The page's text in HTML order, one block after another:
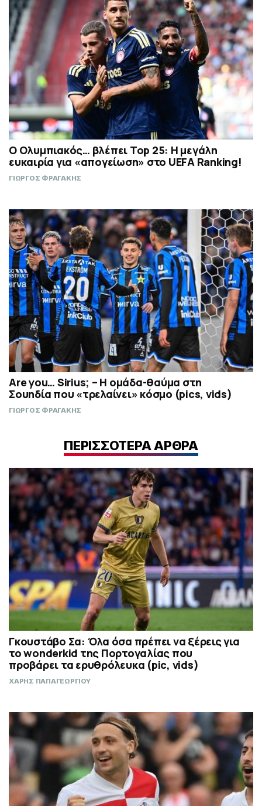
Ο Ολυμπιακός… βλέπει Top 25: Η μεγάλη
ευκαιρία για «απογείωση» στο UEFA Ranking!
ΓΙΩΡΓΟΣ ΦΡΑΓΑΚΗΣ
Are you… Sirius; – H ομάδα-θαύμα στη
Σουηδία που «τρελαίνει» κόσμο (pics, vids)
ΓΙΩΡΓΟΣ ΦΡΑΓΑΚΗΣ
ΠΕΡΙΣΣΟΤΕΡΑ ΑΡΘΡΑ
Γκουστάβο Σα: Όλα όσα πρέπει να ξέρεις για
το wonderkid της Πορτογαλίας που
προβάρει τα ερυθρόλευκα (pic, vids)
ΧΑΡΗΣ ΠΑΠΑΓΕΩΡΓΙΟΥ